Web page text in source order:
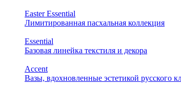
Easter Essential
Лимитированная пасхальная коллекция
Essential
Базовая линейка текстиля и декора
Accent
Вазы, вдохновленные эстетикой русского